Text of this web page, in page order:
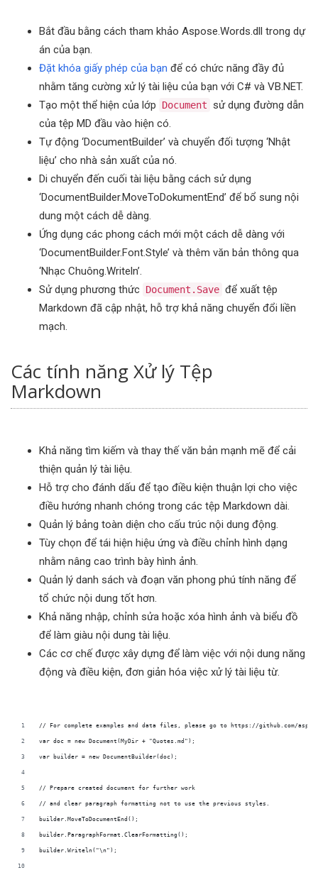
Bắt đầu bằng cách tham khảo Aspose.Words.dll trong dự
án của bạn.
Đặt khóa giấy phép của bạn để có chức năng đầy đủ
nhằm tăng cường xử lý tài liệu của bạn với C# và VB.NET.
Tạo một thể hiện của lớp
Document sử dụng đường dẫn
của tệp MD đầu vào hiện có.
Tự động ‘DocumentBuilder’ và chuyển đối tượng ‘Nhật
liệu’ cho nhà sản xuất của nó.
Di chuyển đến cuối tài liệu bằng cách sử dụng
‘DocumentBuilder.MoveToDokumentEnd’ để bổ sung nội
dung một cách dễ dàng.
Ứng dụng các phong cách mới một cách dễ dàng với
‘DocumentBuilder.Font.Style’ và thêm văn bản thông qua
‘Nhạc Chuông.Writeln’.
Sử dụng phương thức Document.Save để xuất tệp
Markdown đã cập nhật, hỗ trợ khả năng chuyển đổi liền
mạch.
Các tính năng Xử lý Tệp
Markdown
Khả năng tìm kiếm và thay thế văn bản mạnh mẽ để cải
thiện quản lý tài liệu.
Hỗ trợ cho đánh dấu để tạo điều kiện thuận lợi cho việc
điều hướng nhanh chóng trong các tệp Markdown dài.
Quản lý bảng toàn diện cho cấu trúc nội dung động.
Tùy chọn để tái hiện hiệu ứng và điều chỉnh hình dạng
nhằm nâng cao trình bày hình ảnh.
Quản lý danh sách và đoạn văn phong phú tính năng để
tổ chức nội dung tốt hơn.
Khả năng nhập, chỉnh sửa hoặc xóa hình ảnh và biểu đồ
để làm giàu nội dung tài liệu.
Các cơ chế được xây dựng để làm việc với nội dung năng
động và điều kiện, đơn giản hóa việc xử lý tài liệu từ.